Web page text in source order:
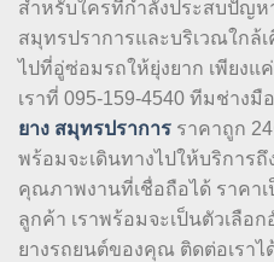
สำหรับใครที่กำลังประสบปัญห
สมุทรปราการและบริเวณใกล้เ
ไปที่อู่ซ่อมรถให้ยุ่งยาก เพียง
เราที่ 095-159-4540 ทีมช่าง
ยาง สมุทรปราการ ราคาถูก
พร้อมจะเดินทางไปให้บริการ
คุณภาพงานที่เชื่อถือได้ ราคา
ลูกค้า เราพร้อมจะเป็นตัวเลื
ยางรถยนต์ของคุณ ติดต่อเรา